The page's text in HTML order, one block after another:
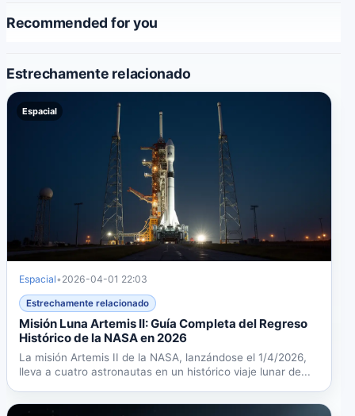
Recommended for you
Estrechamente relacionado
Espacial
Espacial• 2026-04-01 22:03
Estrechamente relacionado
Misión Luna Artemis II: Guía Completa del Regreso
Histórico de la NASA en 2026
La misión Artemis II de la NASA, lanzándose el 1/4/2026,
lleva a cuatro astronautas en un histórico viaje lunar de...